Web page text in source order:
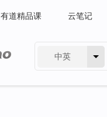
有道精品课 云笔记
中英